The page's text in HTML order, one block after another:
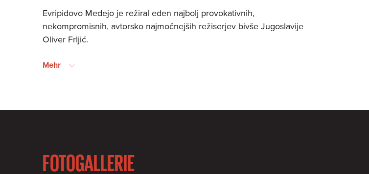
Evripidovo Medejo je režiral eden najbolj provokativnih,
nekompromisnih, avtorsko najmočnejših režiserjev bivše Jugoslavije
Oliver Frljić.
Mehr
FOTOGALLERIE